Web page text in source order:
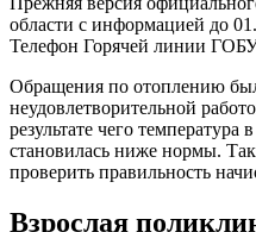
области с информацией до 01.
Телефон Горячей линии
Обращения по отоплению
неудовлетворительной
результате чего
становилась ниже нормы.
проверить правильность
Взрослая